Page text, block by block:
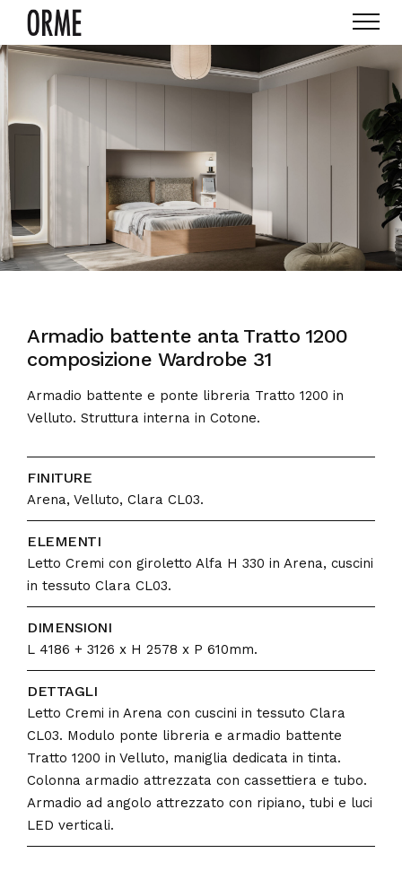
Armadio battente anta Tratto 1200
composizione Wardrobe 31
Armadio battente e ponte libreria Tratto 1200 in
Velluto. Struttura interna in Cotone.
FINITURE
Arena, Velluto, Clara CL03.
ELEMENTI
Letto Cremi con giroletto Alfa H 330 in Arena, cuscini
in tessuto Clara CL03.
DIMENSIONI
L 4186 + 3126 x H 2578 x P 610mm.
DETTAGLI
Letto Cremi in Arena con cuscini in tessuto Clara
CL03. Modulo ponte libreria e armadio battente
Tratto 1200 in Velluto, maniglia dedicata in tinta.
Colonna armadio attrezzata con cassettiera e tubo.
Armadio ad angolo attrezzato con ripiano, tubi e luci
LED verticali.